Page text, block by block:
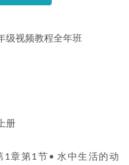
级视频教程全年班
册
1章第1节• 水中生活的动